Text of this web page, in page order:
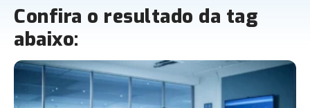
Confira o resultado da tag
abaixo: